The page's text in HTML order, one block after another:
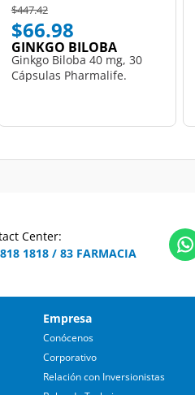
Price reduced from
$447.42to
$66.98
GINKGO BILOBA
Ginkgo Biloba 40 mg, 30
Cápsulas Pharmalife.
Center:
1818 / 83 FARMACIA
Empresa
Conócenos
Corporativo
Relación con Inversionistas